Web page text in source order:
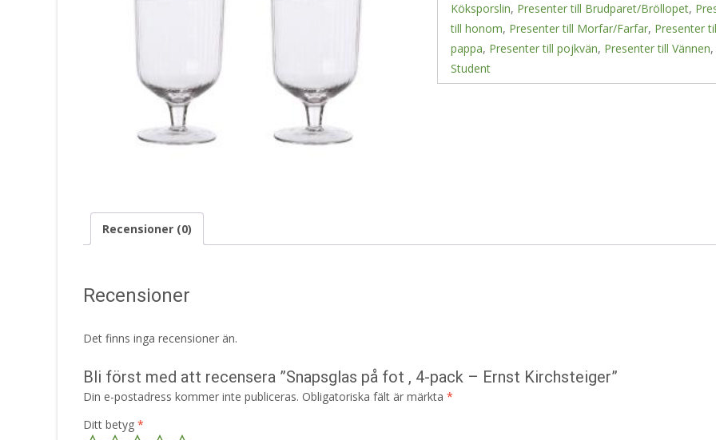
Köksporslin, Presenter till Brudparet/Bröllopet,
till honom, Presenter till Morfar/Farfar, Presenter
pappa, Presenter till pojkvän, Presenter till Vännen,
Student
Recensioner (0)
Recensioner
Det finns inga recensioner än.
Bli först med att recensera ”Snapsglas på fot , 4-pack – Ernst Kirchsteiger”
Din e-postadress kommer inte publiceras. Obligatoriska fält är märkta *
Ditt betyg *